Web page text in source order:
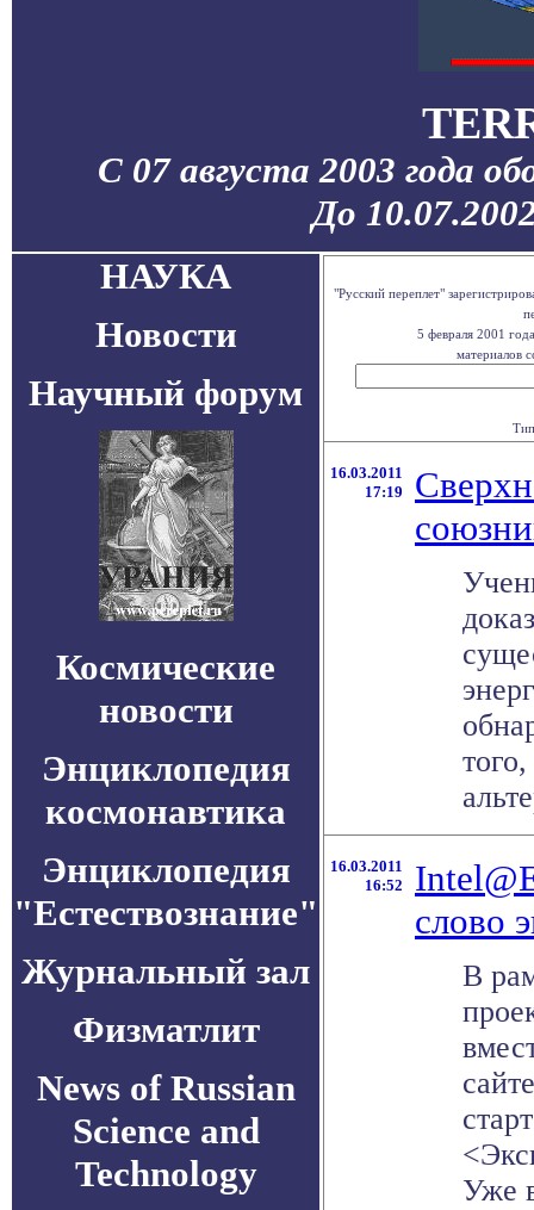
С 07 августа 2003 года
До
НАУКА
Новости
Научный форум
Космические
новости
Энциклопедия
космонавтика
Энциклопедия
"Естествознание"
Журнальный зал
Физматлит
News of Russian
Science and
Technology
"Русский переплет"
5 февраля 2001
материалов
16.03.2011
17:19
16.03.2011
16:52
слово
В
Уже